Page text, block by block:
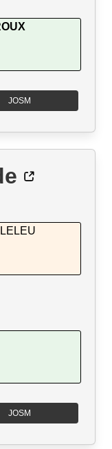
JOSM
JOSM